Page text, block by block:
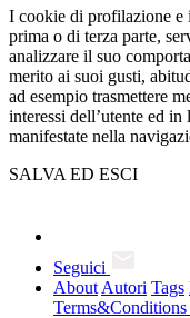
I cookie di profilazione e
prima o di terza parte,
analizzare il suo
merito ai suoi gusti,
ad esempio trasmettere
interessi dell’utente ed
manifestate nella
SALVA ED ESCI
Seguici
About Autori Tags